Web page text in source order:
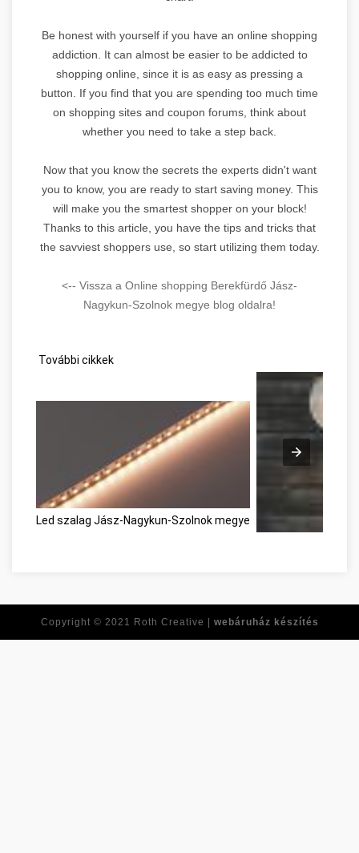
Be honest with yourself if you have an online shopping
addiction. It can almost be easier to be addicted to
shopping online, since it is as easy as pressing a
button. If you find that you are spending too much time
on shopping sites and coupon forums, think about
whether you need to take a step back.
Now that you know the secrets the experts didn't want
you to know, you are ready to start saving money. This
will make you the smartest shopper on your block!
Thanks to this article, you have the tips and tricks that
the savviest shoppers use, so start utilizing them today.
<-- Vissza a Online shopping Berekfürdő Jász-
Nagykun-Szolnok megye blog oldalra!
További cikkek
Led szalag Jász-Nagykun-Szolnok megye
Copyright © 2021 Roth Creative | webáruház készítés